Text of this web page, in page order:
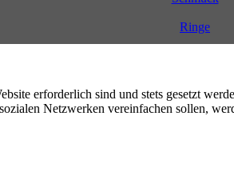
Ringe
erforderlich sind und stets gesetzt
Netzwerken vereinfachen sollen,